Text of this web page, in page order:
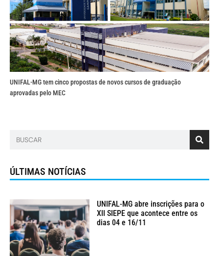
UNIFAL-MG tem cinco propostas de novos cursos de graduação
aprovadas pelo MEC
ÚLTIMAS NOTÍCIAS
UNIFAL-MG abre inscrições para o
XII SIEPE que acontece entre os
dias 04 e 16/11